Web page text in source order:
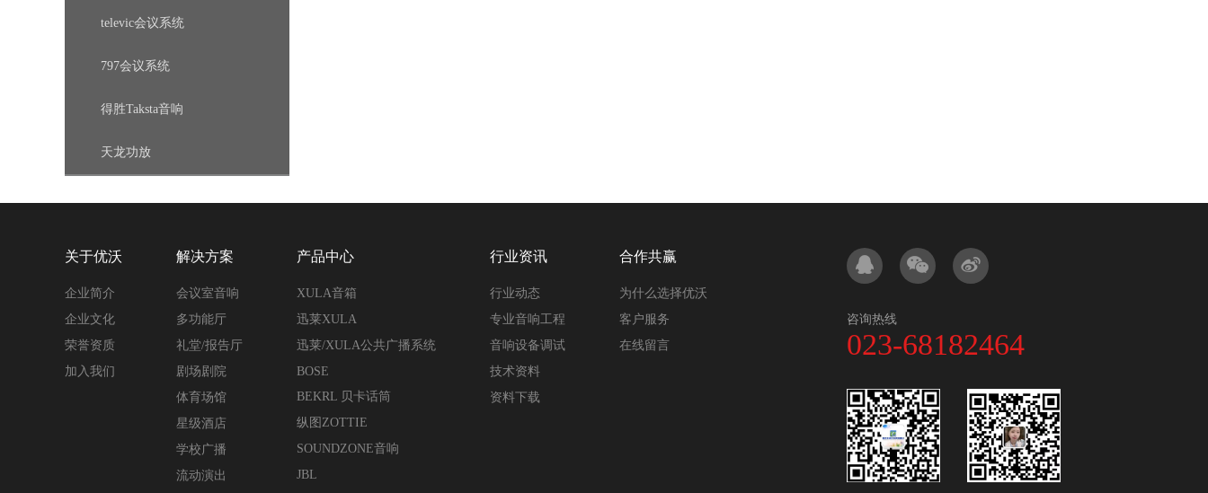
televic会议系统
797会议系统
得胜Taksta音响
天龙功放
关于优沃
企业简介
企业文化
荣誉资质
加入我们
解决方案
会议室音响
多功能厅
礼堂/报告厅
剧场剧院
体育场馆
星级酒店
学校广播
流动演出
产品中心
XULA音箱
迅莱XULA
迅莱/XULA公共广播系统
BOSE
BEKRL 贝卡话筒
纵图ZOTTIE
SOUNDZONE音响
JBL
行业资讯
行业动态
专业音响工程
音响设备调试
技术资料
资料下载
合作共赢
为什么选择优沃
客户服务
在线留言
咨询热线
023-68182464